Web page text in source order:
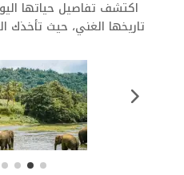
اكتشف تفاصيل حياتها
تاريخها الغني، حيث تأخذك